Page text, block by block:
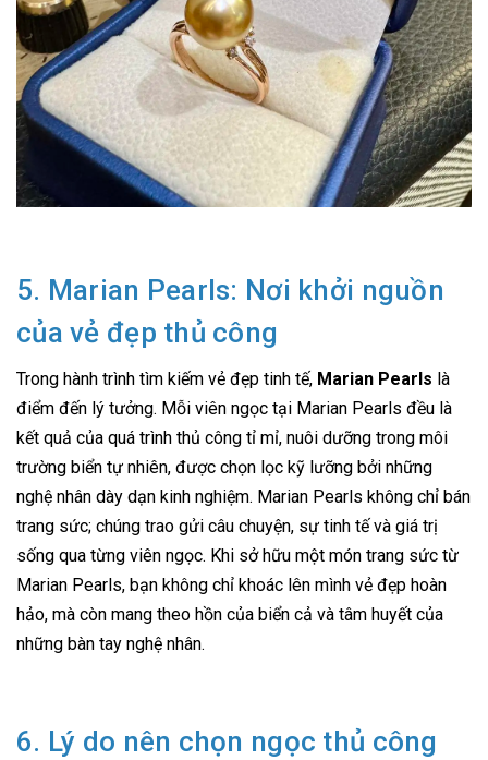
5. Marian Pearls: Nơi khởi nguồn
của vẻ đẹp thủ công
Trong hành trình tìm kiếm vẻ đẹp tinh tế, Marian Pearls là
điểm đến lý tưởng. Mỗi viên ngọc tại Marian Pearls đều là
kết quả của quá trình thủ công tỉ mỉ, nuôi dưỡng trong môi
trường biển tự nhiên, được chọn lọc kỹ lưỡng bởi những
nghệ nhân dày dạn kinh nghiệm. Marian Pearls không chỉ bán
trang sức; chúng trao gửi câu chuyện, sự tinh tế và giá trị
sống qua từng viên ngọc. Khi sở hữu một món trang sức từ
Marian Pearls, bạn không chỉ khoác lên mình vẻ đẹp hoàn
hảo, mà còn mang theo hồn của biển cả và tâm huyết của
những bàn tay nghệ nhân.
6. Lý do nên chọn ngọc thủ công